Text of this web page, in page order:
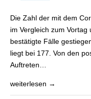
Die Zahl der mit dem
im Vergleich zum
bestätigte Fälle
liegt bei 177. Von den
Auftreten…
weiterlesen →